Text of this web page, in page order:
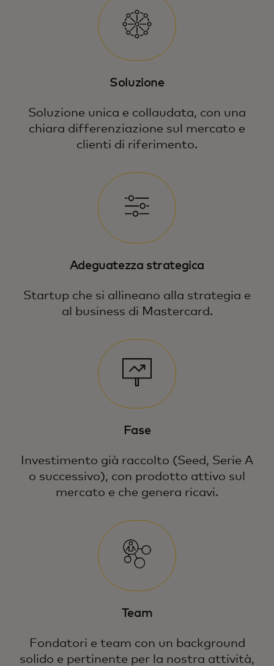
Soluzione
Soluzione unica e collaudata, con una
chiara differenziazione sul mercato e
clienti di riferimento.
Adeguatezza strategica
Startup che si allineano alla strategia e
al business di Mastercard.
Fase
Investimento già raccolto (Seed, Serie A
o successivo), con prodotto attivo sul
mercato e che genera ricavi.
Team
Fondatori e team con un background
solido e pertinente per la nostra attività,